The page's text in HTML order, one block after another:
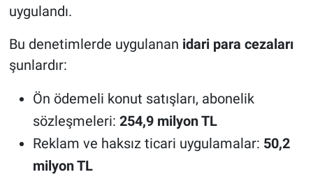
uygulandı.
Bu denetimlerde uygulanan idari para cezaları
şunlardır:
Ön ödemeli konut satışları, abonelik
sözleşmeleri: 254,9 milyon TL
Reklam ve haksız ticari uygulamalar: 50,2
milyon TL